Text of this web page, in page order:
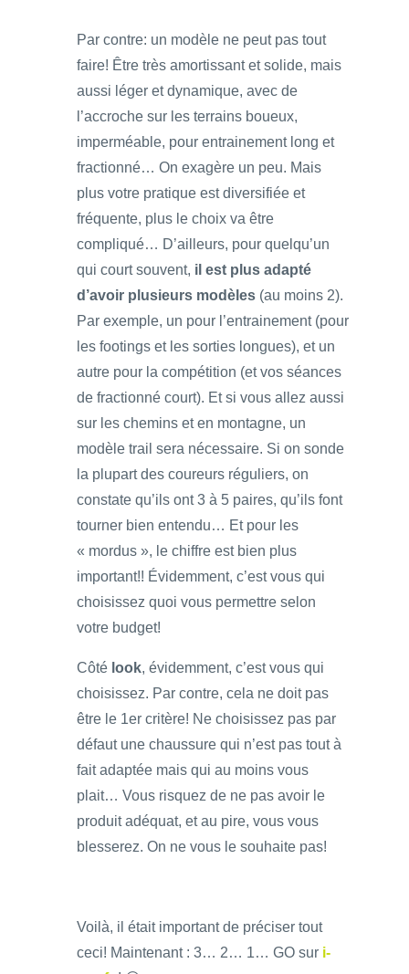
Par contre: un modèle ne peut pas tout
faire! Être très amortissant et solide, mais
aussi léger et dynamique, avec de
l’accroche sur les terrains boueux,
imperméable, pour entrainement long et
fractionné… On exagère un peu. Mais
plus votre pratique est diversifiée et
fréquente, plus le choix va être
compliqué… D’ailleurs, pour quelqu’un
qui court souvent, il est plus adapté
d’avoir plusieurs modèles (au moins 2).
Par exemple, un pour l’entrainement (pour
les footings et les sorties longues), et un
autre pour la compétition (et vos séances
de fractionné court). Et si vous allez aussi
sur les chemins et en montagne, un
modèle trail sera nécessaire. Si on sonde
la plupart des coureurs réguliers, on
constate qu’ils ont 3 à 5 paires, qu’ils font
tourner bien entendu… Et pour les
« mordus », le chiffre est bien plus
important!! Évidemment, c’est vous qui
choisissez quoi vous permettre selon
votre budget!
Côté look, évidemment, c’est vous qui
choisissez. Par contre, cela ne doit pas
être le 1er critère! Ne choisissez pas par
défaut une chaussure qui n’est pas tout à
fait adaptée mais qui au moins vous
plait… Vous risquez de ne pas avoir le
produit adéquat, et au pire, vous vous
blesserez. On ne vous le souhaite pas!
Voilà, il était important de préciser tout
ceci! Maintenant : 3… 2… 1… GO sur i-